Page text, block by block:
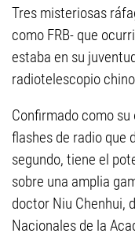
Tres misteriosas
como FRB- que
estaba en su
radiotelescopio
Confirmado como
flashes de radio que
segundo, tiene el
sobre una amplia
doctor Niu Chenhui,
Nacionales de la